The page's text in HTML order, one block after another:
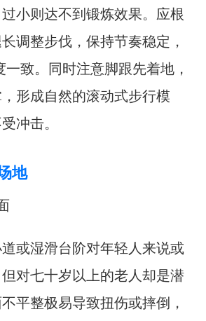
小则达不到锻炼效果。应根
调整步伐，保持节奏稳定，
致。同时注意脚跟先着地，
形成自然的滚动式步行模
冲击。
地
或湿滑台阶对年轻人来说或
对七十岁以上的老人却是潜
平整极易导致扭伤或摔倒，